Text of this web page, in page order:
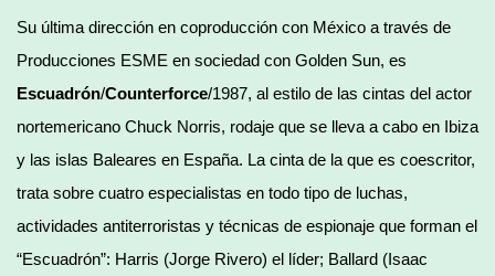
Su última dirección en coproducción con México a través de
Producciones ESME en sociedad con Golden Sun, es
Escuadrón/Counterforce/1987, al estilo de las cintas del actor
nortemericano Chuck Norris, rodaje que se lleva a cabo en Ibiza
y las islas Baleares en España. La cinta de la que es coescritor,
trata sobre cuatro especialistas en todo tipo de luchas,
actividades antiterroristas y técnicas de espionaje que forman el
“Escuadrón”: Harris (Jorge Rivero) el líder; Ballard (Isaac